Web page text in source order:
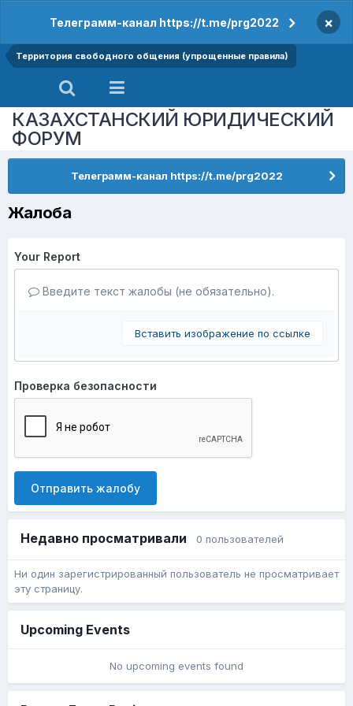
Телеграмм-канал https://t.me/prg2022 ×
Территория свободного общения (упрощенные правила)
КАЗАХСТАНСКИЙ ЮРИДИЧЕСКИЙ
ФОРУМ
Телеграмм-канал https://t.me/prg2022
Жалоба
Your Report
Введите текст жалобы (не обязательно).
Вставить изображение по ссылке
Проверка безопасности
Отправить жалобу
Недавно просматривали 0 пользователей
Ни один зарегистрированный пользователь не просматривает
эту страницу.
Upcoming Events
No upcoming events found